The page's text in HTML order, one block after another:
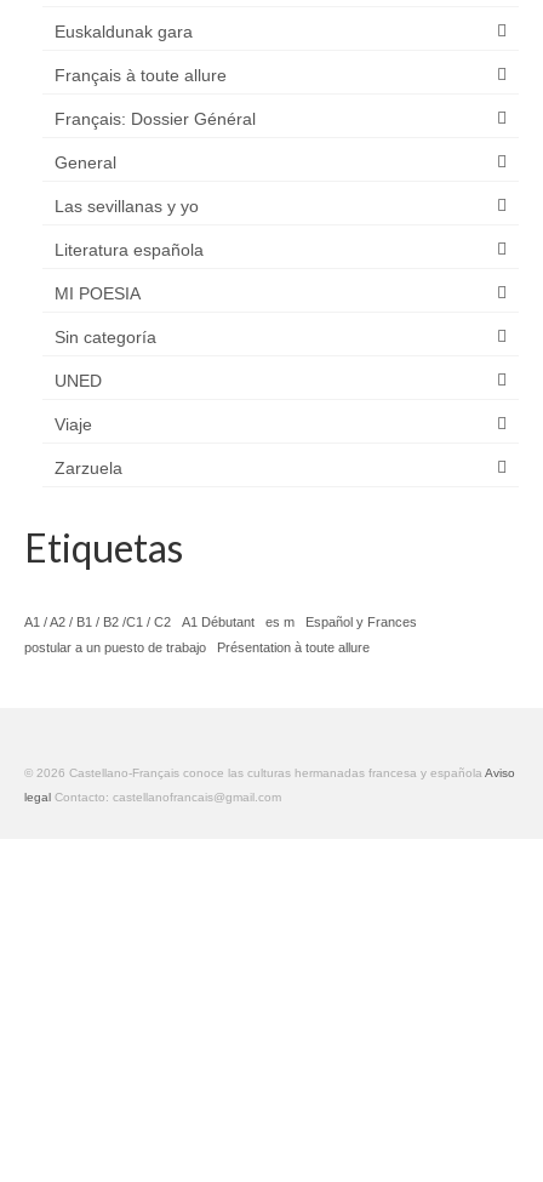
Euskaldunak gara
Français à toute allure
Français: Dossier Général
General
Las sevillanas y yo
Literatura española
MI POESIA
Sin categoría
UNED
Viaje
Zarzuela
Etiquetas
A1 / A2 / B1 / B2 /C1 / C2 A1 Débutant es m
Español y Frances
postular a un puesto de trabajo
Présentation à toute allure
© 2026 Castellano-Français conoce las culturas hermanadas francesa y española Aviso
legal Contacto: castellanofrancais@gmail.com